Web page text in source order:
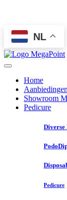
NL
Home
Aanbiedingen
Showroom
Pedicure
Diverse
Pedicure